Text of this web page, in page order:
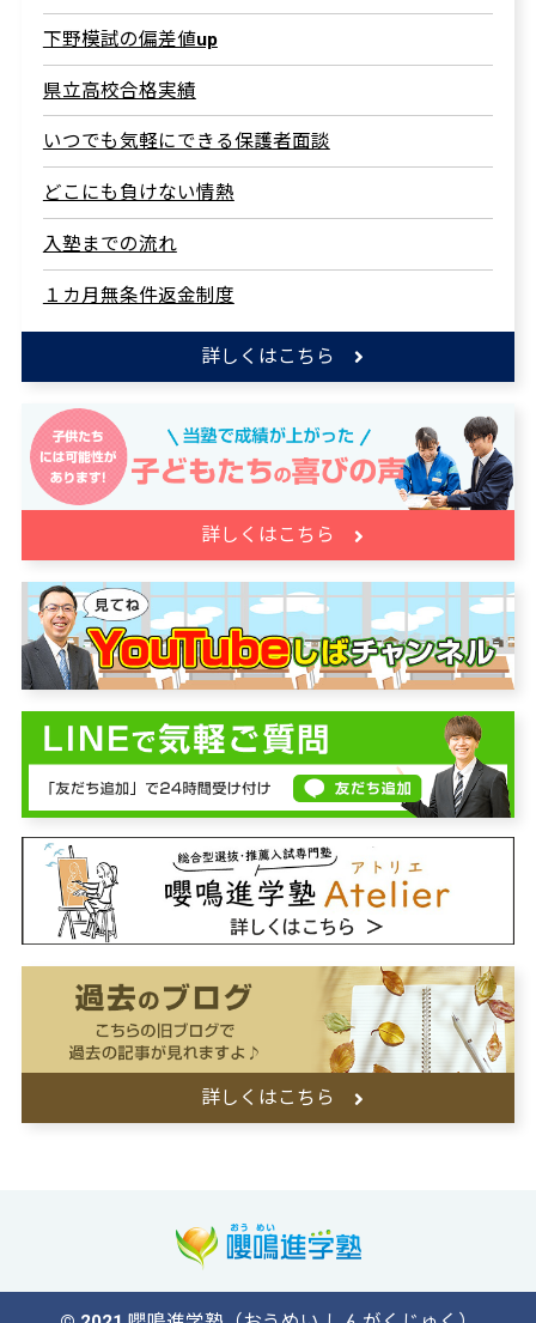
下野模試の偏差値up
県立高校合格実績
いつでも気軽にできる保護者面談
どこにも負けない情熱
入塾までの流れ
１カ月無条件返金制度
詳しくはこちら
詳しくはこちら
詳しくはこちら